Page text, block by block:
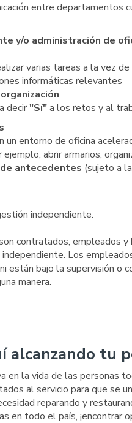
entre departamentos
y/o administración de
varias tareas a la vez
informáticas relevantes
decir"Sí"a los retos y al
un entorno de oficina
abrir armarios,
antecedentes (sujeto a
independiente.
contratados, empleados
Los
están bajo la supervisión o
manera.
alcanzando tu
en la vida de las personas
al servicio para que se
reparando y
en todo el país, ¡encontrar